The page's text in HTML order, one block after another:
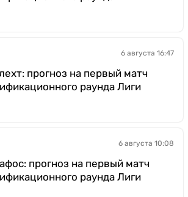
6 августа 16:47
прогноз на первый матч
раунда Лиги
6 августа 10:08
прогноз на первый матч
раунда Лиги